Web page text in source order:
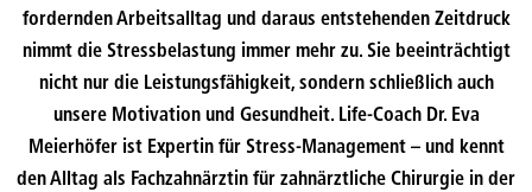
fordernden Arbeitsalltag und daraus entstehenden Zeitdruck
nimmt die Stressbelastung immer mehr zu. Sie beeinträchtigt
nicht nur die Leistungsfähigkeit, sondern schließlich auch
unsere Motivation und Gesundheit. Life-Coach Dr. Eva
Meierhöfer ist Expertin für Stress-Management – und kennt
den Alltag als Fachzahnärztin für zahnärztliche Chirurgie in der